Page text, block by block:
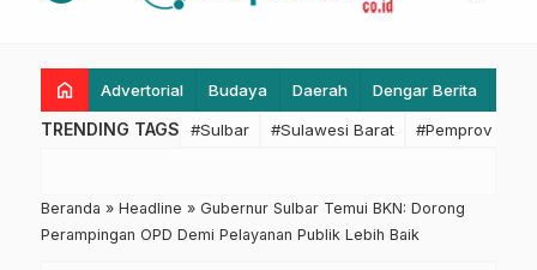
home Advertorial Budaya Daerah Dengar Berita
TRENDING TAGS #Sulbar #Sulawesi Barat #Pemprov
Beranda » Headline » Gubernur Sulbar Temui BKN: Dorong
Perampingan OPD Demi Pelayanan Publik Lebih Baik